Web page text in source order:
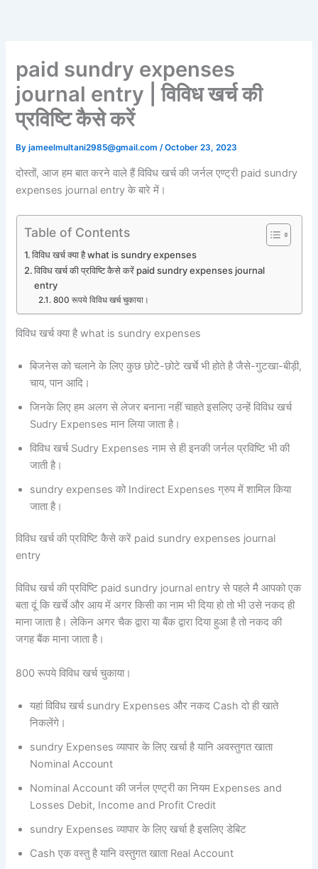
paid sundry expenses
journal entry | विविध खर्च की
प्रविष्टि कैसे करें
Byjameelmultani2985@gmail.com/October 23, 2023
दोस्तों, आज हम बात करने वाले हैं विविध खर्च की जर्नल एण्ट्री paid sundry
expenses journal entry के बारे में।
Table of Contents
विविध खर्च क्या है what is sundry expenses
विविध खर्च की प्रविष्टि कैसे करें paid sundry expenses journal
entry
800 रूपये विविध खर्च चुकाया।
विविध खर्च क्या है what is sundry expenses
बिजनेस को चलाने के लिए कुछ छोटे-छोटे खर्चे भी होते है जैसे-गुटखा-बीड़ी,
चाय, पान आदि।
जिनके लिए हम अलग से लेजर बनाना नहीं चाहते इसलिए उन्हें विविध खर्च
Sudry Expenses मान लिया जाता है।
विविध खर्च Sudry Expenses नाम से ही इनकी जर्नल प्रविष्टि भी की
जाती है।
sundry expenses को Indirect Expenses ग्रुप में शामिल किया
जाता है।
विविध खर्च की प्रविष्टि कैसे करें paid sundry expenses journal
entry
विविध खर्च की प्रविष्टि paid sundry journal entry से पहले मै आपको एक
बता दूं कि खर्चे और आय में अगर किसी का नाम भी दिया हो तो भी उसे नकद ही
माना जाता है। लेकिन अगर चैक द्वारा या बैंक द्वारा दिया हुआ है तो नकद की
जगह बैंक माना जाता है।
800 रूपये विविध खर्च चुकाया।
यहां विविध खर्च sundry Expenses और नकद Cash दो ही खाते
निकलेंगे।
sundry Expenses व्यापार के लिए खर्चा है यानि अवस्तुगत खाता
Nominal Account
Nominal Account की जर्नल एण्ट्री का नियम Expenses and
Losses Debit, Income and Profit Credit
sundry Expenses व्यापार के लिए खर्चा है इसलिए डेबिट
Cash एक वस्तु है यानि वस्तुगत खाता Real Account